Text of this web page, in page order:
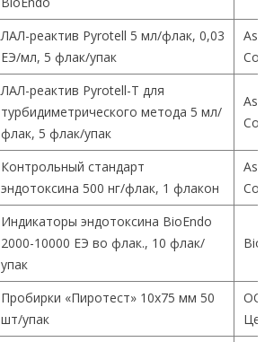
ЛАЛ-реактив Pyrotell 5 мл/флак, 0,03
ЕЭ/мл, 5 флак/упак
ЛАЛ-реактив Pyrotell-T для
турбидиметрического метода 5 мл/
флак, 5 флак/упак
Контрольный стандарт
эндотоксина 500 нг/флак, 1 флакон
Индикаторы эндотоксина BioEndo
2000-10000 ЕЭ во флак., 10 флак/
упак
Пробирки «Пиротест» 10х75 мм 50
шт/упак